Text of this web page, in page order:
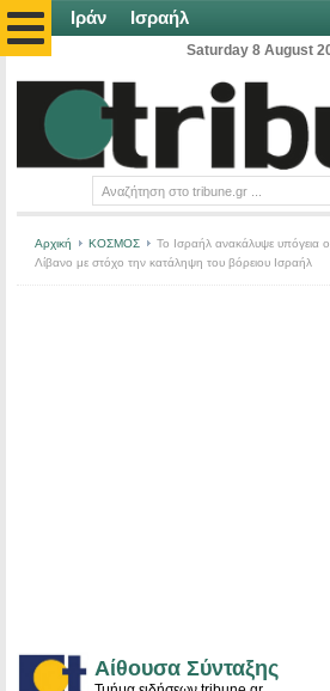
Ιράν Ισραήλ
Saturday 8 August
Αρχική ΚΟΣΜΟΣ
Το Ισραήλ ανακάλυψε υπόγεια
Λίβανο με στόχο την κατάληψη του βόρειου Ισραήλ
Αίθουσα Σύνταξης